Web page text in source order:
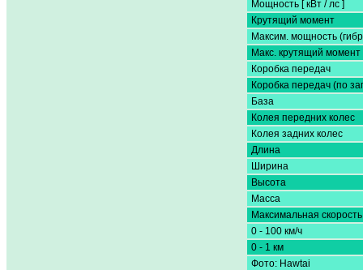
Мощность [ кВт / лс ]
Крутящий момент
Максим. мощность
Макс. крутящий момент
Коробка передач
Коробка передач (по
База
Колея передних колес
Колея задних колес
Длина
Ширина
Высота
Масса
Максимальная скорость
0 - 100 км/ч
0 - 1 км
Фото: Hawtai